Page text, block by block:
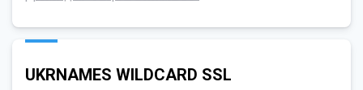
UKRNAMES WILDCARD SSL